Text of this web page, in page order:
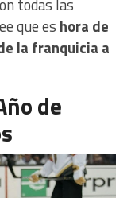
todas las
que es hora de
la franquicia a
de